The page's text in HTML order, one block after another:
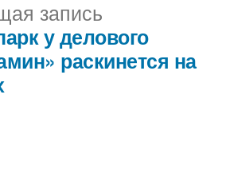
запись
запись:
у делового
раскинется на